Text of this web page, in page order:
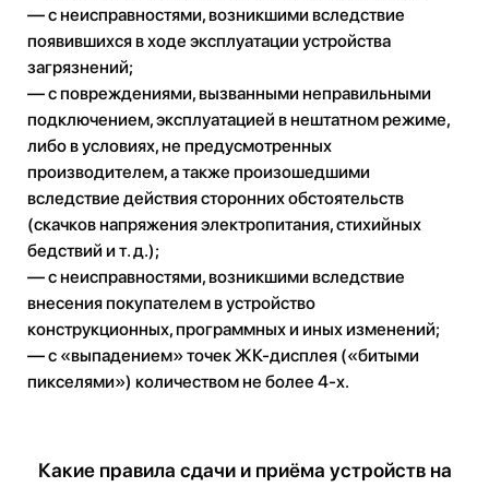
— с неисправностями, возникшими вследствие
появившихся в ходе эксплуатации устройства
загрязнений;
— с повреждениями, вызванными неправильными
подключением, эксплуатацией в нештатном режиме,
либо в условиях, не предусмотренных
производителем, а также произошедшими
вследствие действия сторонних обстоятельств
(скачков напряжения электропитания, стихийных
бедствий и т. д.);
— с неисправностями, возникшими вследствие
внесения покупателем в устройство
конструкционных, программных и иных изменений;
— с «выпадением» точек ЖК-дисплея («битыми
пикселями») количеством не более 4-х.
Какие правила сдачи и приёма устройств на